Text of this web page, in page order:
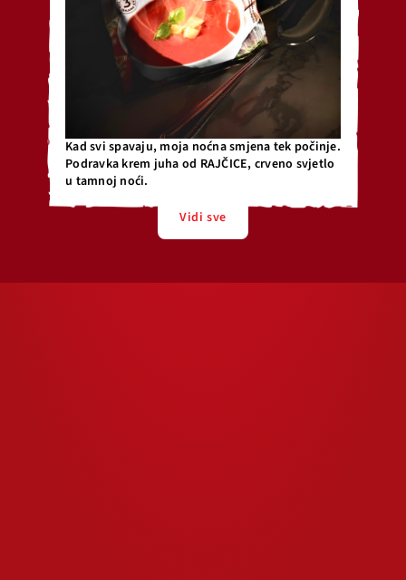
Kad svi spavaju, moja noćna smjena tek počinje.
Podravka krem juha od RAJČICE, crveno svjetlo
u tamnoj noći.
Vidi sve